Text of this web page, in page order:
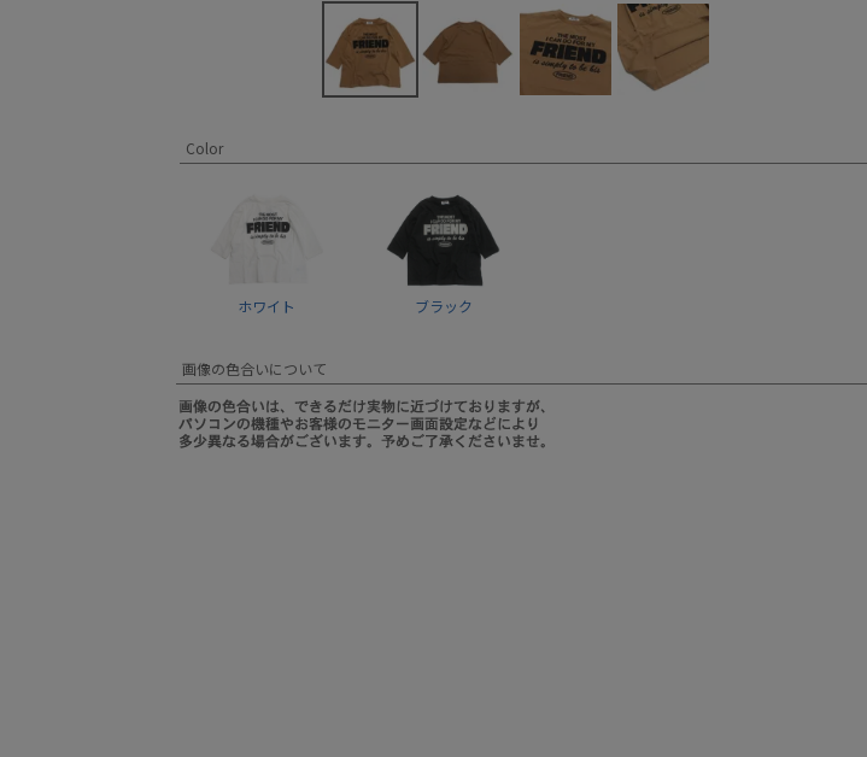
Color
ホワイト ブラック
画像の色合いについて